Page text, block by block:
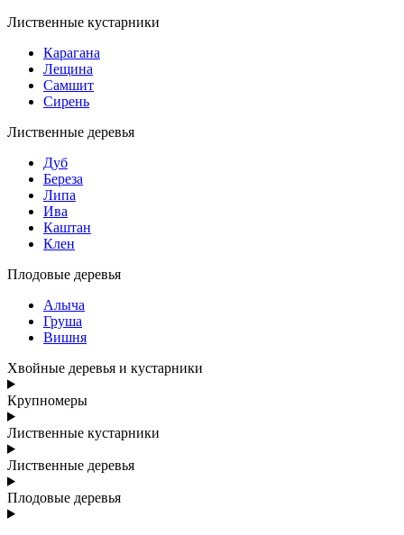
Лиственные кустарники
Карагана
Лещина
Самшит
Сирень
Лиственные деревья
Дуб
Береза
Липа
Ива
Каштан
Клен
Плодовые деревья
Алыча
Груша
Вишня
Хвойные деревья и кустарники
Крупномеры
Лиственные кустарники
Лиственные деревья
Плодовые деревья